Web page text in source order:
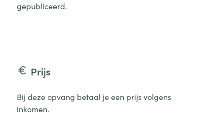
gepubliceerd.
Prijs
Bij deze opvang betaal je een prijs volgens
inkomen.